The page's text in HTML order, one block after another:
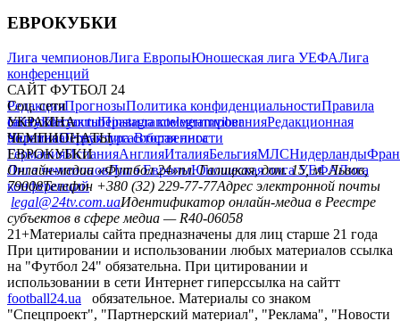
ЕВРОКУБКИ
Лига чемпионовЛига ЕвропыЮношеская лига УЕФАЛига
конференций
САЙТ ФУТБОЛ 24
РедакцияПрогнозыПолитика конфиденциальностиПравила
сайтуКонтактыПравила комментированияРедакционная
политикаСтруктура собственности
Соц. сети
facebookxyoutubeinstagramtelegramviber
УКРАИНА
УкраинаПервая лигаВторая лига
ЧЕМПИОНАТЫ
ГерманияИспанияАнглияИталияБельгияМЛСНидерланды
ЕВРОКУБКИ
Лига чемпионовЛига ЕвропыЮношеская лига УЕФАЛига
конференций
Онлайн-медиа «Футбол 24»пл. Галицкая, дом. 15, м. Львов,
79008Телефон +380 (32) 229-77-77Адрес электронной почты
legal@24tv.com.uaИдентификатор онлайн-медиа в Реестре
субъектов в сфере медиа — R40-06058
21+Материалы сайта предназначены для лиц старше 21 года
При цитировании и использовании любых материалов ссылка
на "Футбол 24" обязательна. При цитировании и
использовании в сети Интернет гиперссылка на сайтт
football24.ua
обязательное. Материалы со знаком
"Спецпроект", "Партнерский материал", "Реклама", "Новости